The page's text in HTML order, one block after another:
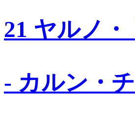
21 ヤルノ
- カルン・